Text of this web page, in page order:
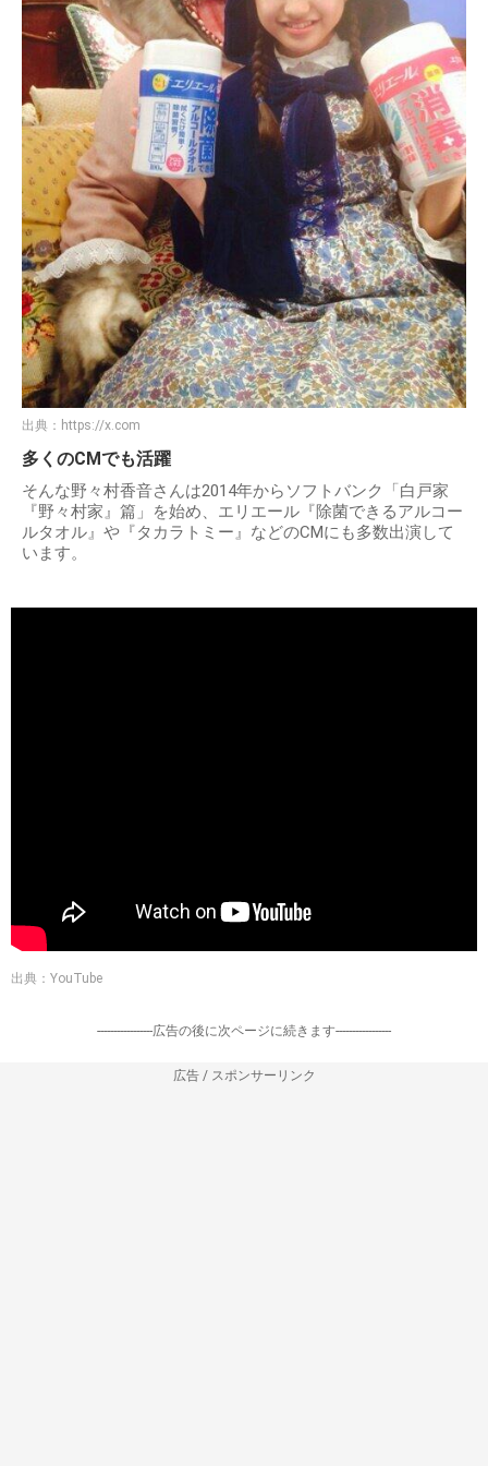
出典： https://x.com
多くのCMでも活躍
そんな野々村香音さんは2014年からソフトバンク「白戸家
『野々村家』篇」を始め、エリエール『除菌できるアルコー
ルタオル』や『タカラトミー』などのCMにも多数出演して
います。
出典：YouTube
-----------------広告の後に次ページに続きます-----------------
広告 / スポンサーリンク